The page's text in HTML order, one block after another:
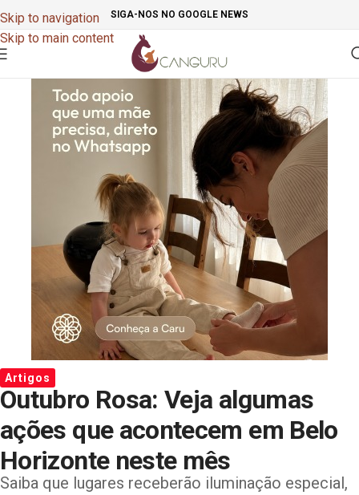
Skip to navigation
Skip to main content
SIGA-NOS NO GOOGLE NEWS
Artigos
Outubro Rosa: Veja algumas
ações que acontecem em Belo
Horizonte neste mês
Saiba que lugares receberão iluminação especial,